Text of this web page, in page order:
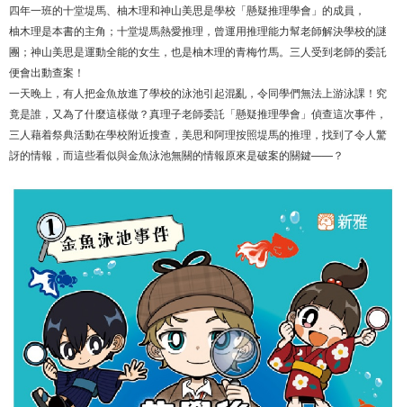
四年一班的十堂堤馬、柚木理和神山美思是學校「懸疑推理學會」的成員，
柚木理是本書的主角；十堂堤馬熱愛推理，曾運用推理能力幫老師解決學校的謎
團；神山美思是運動全能的女生，也是柚木理的青梅竹馬。三人受到老師的委託
便會出動查案！
一天晚上，有人把金魚放進了學校的泳池引起混亂，令同學們無法上游泳課！究
竟是誰，又為了什麼這樣做？真理子老師委託「懸疑推理學會」偵查這次事件，
三人藉着祭典活動在學校附近搜查，美思和阿理按照堤馬的推理，找到了令人驚
訝的情報，而這些看似與金魚泳池無關的情報原來是破案的關鍵——？